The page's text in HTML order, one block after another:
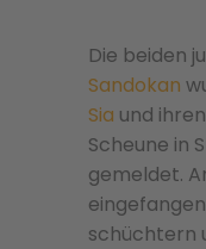
Die beiden
Sandokan
Sia und ihren
Scheune in
gemeldet.
schüchtern